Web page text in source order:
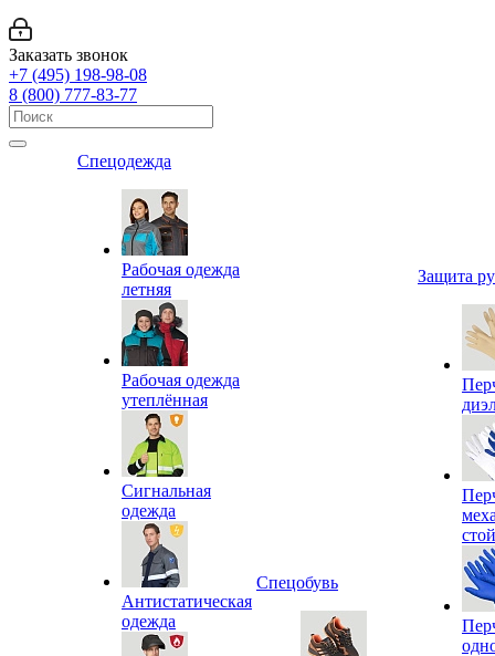
Заказать звонок
+7 (495) 198-98-08
8 (800) 777-83-77
Спецодежда
Рабочая одежда
летняя
Рабочая одежда
утеплённая
Сигнальная
одежда
Антистатическая
одежда
Спецобувь
Защита